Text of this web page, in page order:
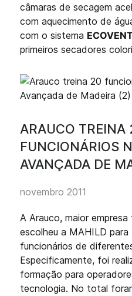
câmaras de secagem
com aquecimento de
com o sistema
primeiros secadores
ARAUCO TREINA
FUNCIONÁRIOS
AVANÇADA DE
novembro 2011
A Arauco, maior
escolheu a MAHILD
funcionários de
Especificamente, foi
formação para
tecnologia. No total